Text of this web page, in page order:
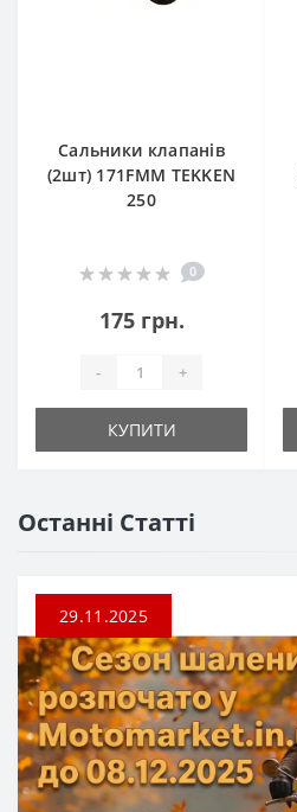
Сальники клапанів
(2шт) 171FMM TEKKEN
250
0
175 грн.
- +
КУПИТИ
Останні Статті
29.11.2025